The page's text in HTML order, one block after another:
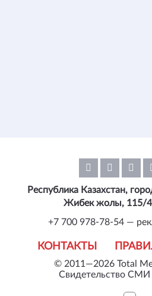
© 2011—2026 Total
Свидетельство
КОНТАКТЫ
Республика Казахстан,
Жибек жолы, 115/
+7 700 978-78-54 —